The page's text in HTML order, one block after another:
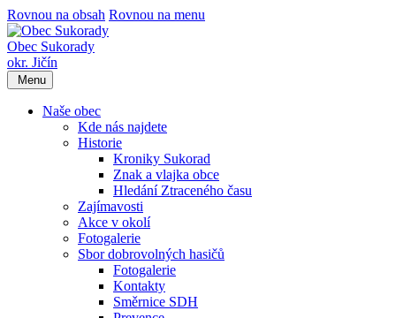
Rovnou na obsah Rovnou na menu
Obec Sukorady
okr. Jičín
Menu
Naše obec
Kde nás najdete
Historie
Kroniky Sukorad
Znak a vlajka obce
Hledání Ztraceného času
Zajímavosti
Akce v okolí
Fotogalerie
Sbor dobrovolných hasičů
Fotogalerie
Kontakty
Směrnice SDH